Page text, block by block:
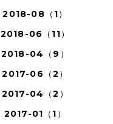
2018-08（1）
2018-06（11）
2018-04（9）
2017-06（2）
2017-04（2）
2017-01（1）